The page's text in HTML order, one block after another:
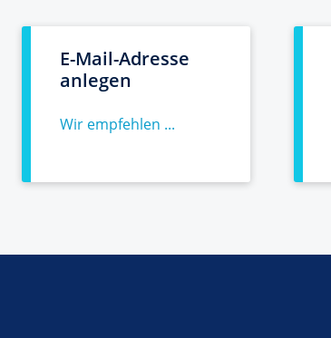
E-Mail-Adresse
anlegen
Wir empfehlen ...